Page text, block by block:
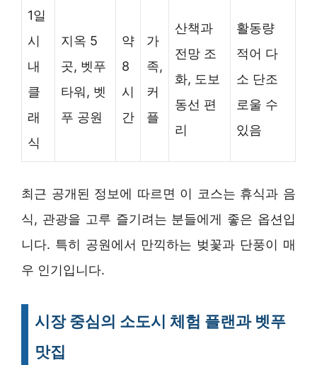
1일
시
내
클
래
식
지옥 5
곳, 벳푸
타워, 벳
푸 공원
약
8
시
간
가
족,
커
플
산책과
전망 조
화, 도보
동선 편
리
활동량
적어 다
소 단조
로울 수
있음
최근 공개된 정보에 따르면 이 코스는 휴식과 음
식, 관광을 고루 즐기려는 분들에게 좋은 옵션입
니다. 특히 공원에서 만끽하는 벚꽃과 단풍이 매
우 인기입니다.
시장 중심의 소도시 체험 플랜과 벳푸
맛집